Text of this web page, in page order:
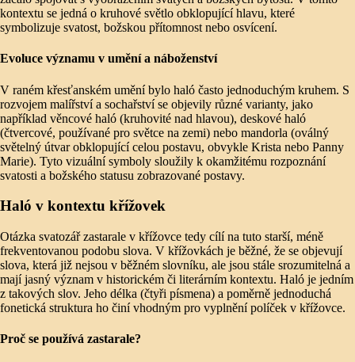
kontextu se jedná o kruhové světlo obklopující hlavu, které
symbolizuje svatost, božskou přítomnost nebo osvícení.
Evoluce významu v umění a náboženství
V raném křesťanském umění bylo haló často jednoduchým kruhem. S
rozvojem malířství a sochařství se objevily různé varianty, jako
například věncové haló (kruhovité nad hlavou), deskové haló
(čtvercové, používané pro světce na zemi) nebo mandorla (oválný
světelný útvar obklopující celou postavu, obvykle Krista nebo Panny
Marie). Tyto vizuální symboly sloužily k okamžitému rozpoznání
svatosti a božského statusu zobrazované postavy.
Haló v kontextu křížovek
Otázka svatozář zastarale v křížovce tedy cílí na tuto starší, méně
frekventovanou podobu slova. V křížovkách je běžné, že se objevují
slova, která již nejsou v běžném slovníku, ale jsou stále srozumitelná a
mají jasný význam v historickém či literárním kontextu. Haló je jedním
z takových slov. Jeho délka (čtyři písmena) a poměrně jednoduchá
fonetická struktura ho činí vhodným pro vyplnění políček v křížovce.
Proč se používá zastarale?